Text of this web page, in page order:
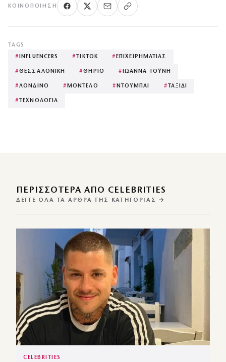
ΚΟΙΝΟΠΟΊΗΣΗ
TAGS
#INFLUENCERS # TIKTOK #ΕΠΙΧΕΙΡΗΜΑΤΙΑΣ
#ΘΕΣΣΑΛΟΝΙΚΗ #ΘΗΡΙΟ #ΙΩΑΝΝΑ ΤΟΥΝΗ
#ΛΟΝΔΙΝΟ #ΜΟΝΤΕΛΟ #ΝΤΟΥΜΠΑΙ # ΤΑΞΙΔΙ
# ΤΕΧΝΟΛΟΓΙΑ
ΠΕΡΙΣΣΌΤΕΡΑ ΑΠΌ CELEBRITIES
ΔΕΊΤΕ ΌΛΑ ΤΑ ΆΡΘΡΑ ΤΗΣ ΚΑΤΗΓΟΡΊΑΣ →
CELEBRITIES